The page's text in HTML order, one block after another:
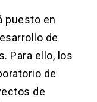
puesto en
de
Para ello, los
de
de